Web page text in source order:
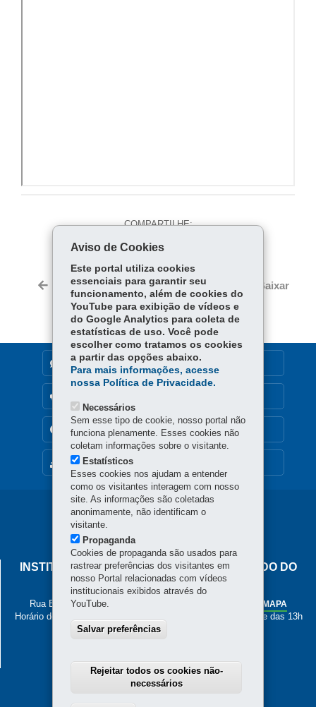
COMPARTILHE:
Fa
ce
bo
ok
Tw
itt
er
Ap
p
Voltar Início Imprimir Baixar
MAPA DO SITE
DENUNCIE CORRUPÇÃO
TRANSPARÊNCIA INSTITUCIONAL
Navegação
principal
INSTITUTO DE PESOS E MEDIDAS DO ESTADO DO
PARANÁ
Rua Estados Unidos, 135 - Bacacheri MAPA
Horário de Atendimento: de segunda a sexta, das 8h às 12h e das 13h
às 17h
Aviso de Cookies
Este portal utiliza cookies
essenciais para garantir seu
funcionamento, além de cookies do
YouTube para exibição de vídeos e
do Google Analytics para coleta de
estatísticas de uso. Você pode
escolher como tratamos os cookies
a partir das opções abaixo.
Para mais informações, acesse
nossa Política de Privacidade.
Necessários
Sem esse tipo de cookie, nosso portal não
funciona plenamente. Esses cookies não
coletam informações sobre o visitante.
Estatísticos
Esses cookies nos ajudam a entender
como os visitantes interagem com nosso
site. As informações são coletadas
anonimamente, não identificam o
visitante.
Propaganda
Cookies de propaganda são usados para
rastrear preferências dos visitantes em
nosso Portal relacionadas com vídeos
institucionais exibidos através do
YouTube.
Salvar preferências
Rejeitar todos os cookies não-
necessários